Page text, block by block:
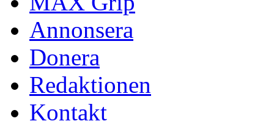
Annonsera
Donera
Redaktionen
Kontakt